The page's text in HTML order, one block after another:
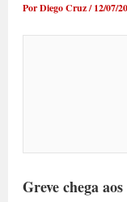
PorDiego Cruz/12/07/
Greve chega